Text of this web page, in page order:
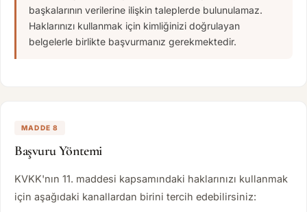
başkalarının verilerine ilişkin taleplerde bulunulamaz.
Haklarınızı kullanmak için kimliğinizi doğrulayan
belgelerle birlikte başvurmanız gerekmektedir.
MADDE 8
Başvuru Yöntemi
KVKK'nın 11. maddesi kapsamındaki haklarınızı kullanmak
için aşağıdaki kanallardan birini tercih edebilirsiniz: